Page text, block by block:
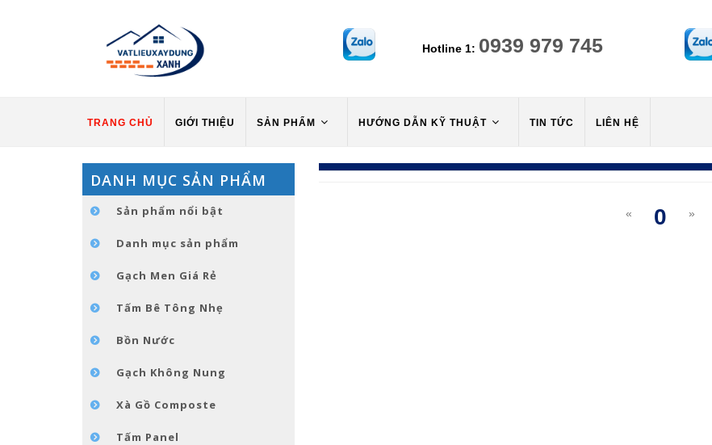
Hotline 1: 0939 979 745
TRANG CHỦ GIỚI THIỆU SẢN PHẨM HƯỚNG DẪN KỸ THUẬT TIN TỨC LIÊN HỆ
DANH MỤC SẢN PHẨM
Sản phẩm nổi bật
Danh mục sản phẩm
Gạch Men Giá Rẻ
Tấm Bê Tông Nhẹ
Bồn Nước
Gạch Không Nung
Xà Gồ Composte
Tấm Panel
«
0
»